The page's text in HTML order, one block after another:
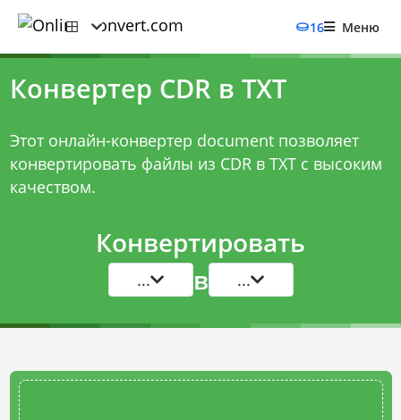
16 Меню
Конвертер CDR в TXT
Этот онлайн-конвертер document позволяет
конвертировать файлы из CDR в TXT с высоким
качеством.
Конвертировать
... в ...